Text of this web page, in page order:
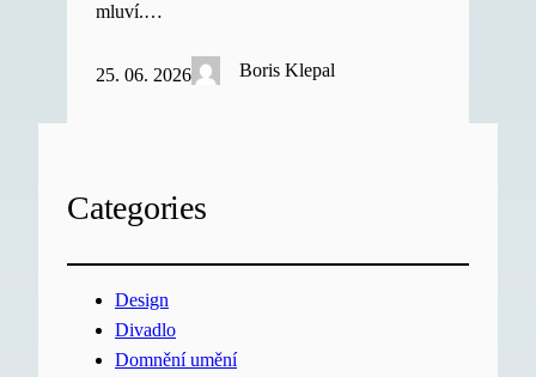
mluví.…
25. 06. 2026 Boris Klepal
Categories
Design
Divadlo
Domnění umění